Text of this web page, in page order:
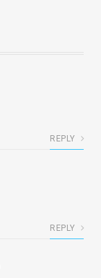
REPLY
REPLY